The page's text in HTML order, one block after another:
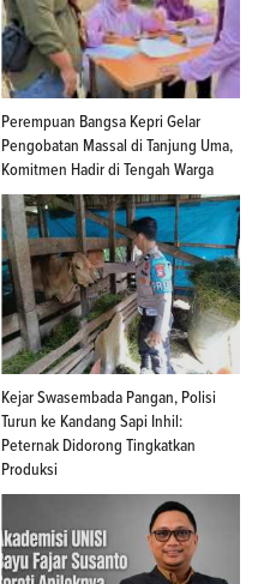
Perempuan Bangsa Kepri Gelar
Pengobatan Massal di Tanjung Uma,
Komitmen Hadir di Tengah Warga
Kejar Swasembada Pangan, Polisi
Turun ke Kandang Sapi Inhil:
Peternak Didorong Tingkatkan
Produksi